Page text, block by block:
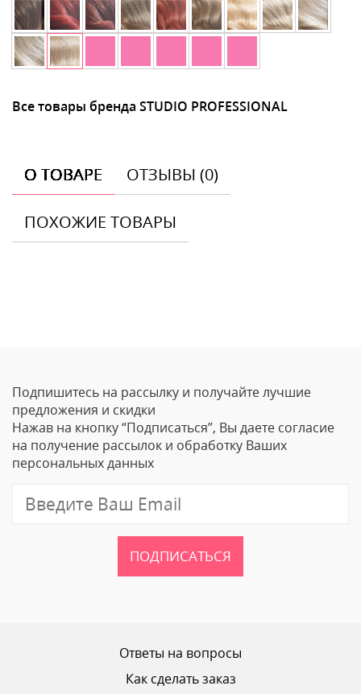
Все товары бренда STUDIO PROFESSIONAL
О ТОВАРЕ ОТЗЫВЫ (0)
ПОХОЖИЕ ТОВАРЫ
Ваше Имя
Email
Подпишитесь на рассылку и получайте лучшие
предложения и скидки
Нажав на кнопку “Подписаться”, Вы даете согласие
на получение рассылок и обработку Ваших
персональных данных
ПОДПИСАТЬСЯ
Ответы на вопросы
Как сделать заказ